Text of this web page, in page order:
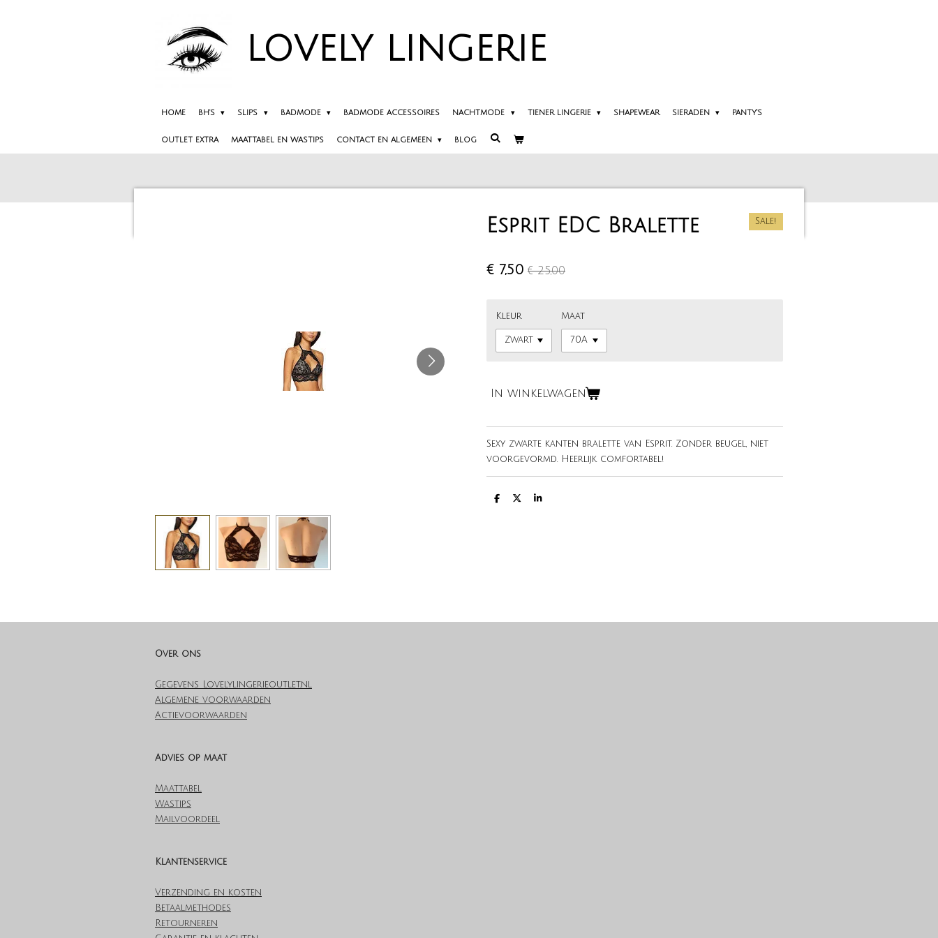
LOVELY LINGERIE
HOME BH'S SLIPS BADMODE BADMODE ACCESSOIRES NACHTMODE TIENER LINGERIE SHAPEWEAR SIERADEN PANTY'S
OUTLET EXTRA MAATTABEL EN WASTIPS CONTACT EN ALGEMEEN BLOG
Esprit EDC Bralette Sale!
€ 7,50 € 25,00
Kleur Maat
In winkelwagen
Sexy zwarte kanten bralette van Esprit. Zonder beugel, niet
voorgevormd. Heerlijk comfortabel!
D
D
S
Over ons
Gegevens Lovelylingerieoutlet.nl
Algemene voorwaarden
Actievoorwaarden
Advies op maat
Maattabel
Wastips
Mailvoordeel
Klantenservice
Verzending en kosten
Betaalmethodes
Retourneren